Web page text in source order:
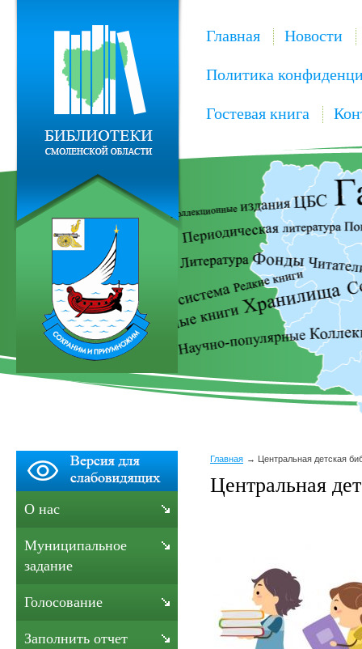
Главная Новости
Политика
Гостевая книга
Главная Центральная детская
Центральная
О нас
Муниципальное
задание
Голосование
Заполнить отчет